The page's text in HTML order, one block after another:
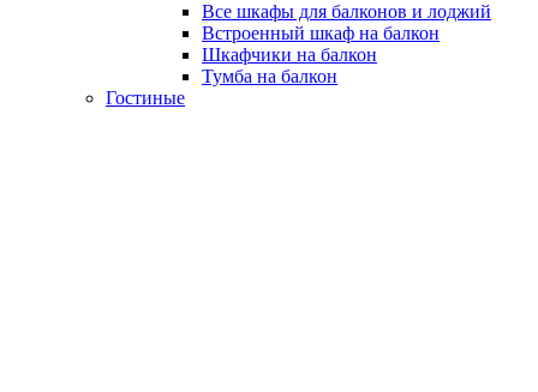
Все шкафы для балконов и лоджий
Встроенный шкаф на балкон
Шкафчики на балкон
Тумба на балкон
Гостиные